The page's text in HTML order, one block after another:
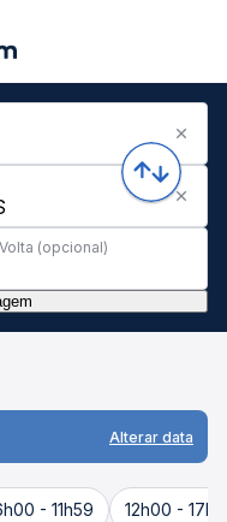
Volta (opcional)
Alterar data
- 11h59 12h00 -